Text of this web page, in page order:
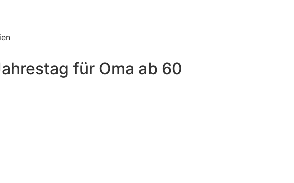
für Oma ab 60